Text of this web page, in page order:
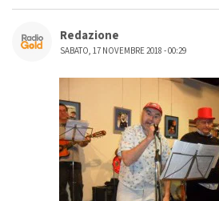
Redazione
SABATO, 17 NOVEMBRE 2018 - 00:29